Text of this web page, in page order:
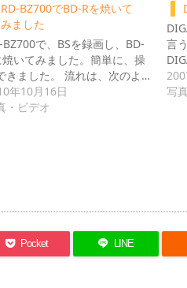
RD-BZ700でBD-Rを焼いて
みました
BZ700で、BSを録画し、BD-
焼いてみました。簡単に、操
きました。 流れは、次のよ…
年10月16日
・ビデオ
言
写
Pocket LINE